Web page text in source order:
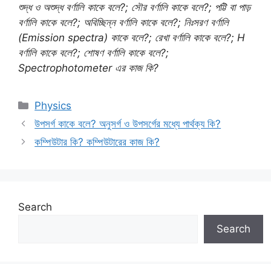
শুদ্ধ ও অশুদ্ধ বর্ণালি কাকে বলে?; সৌর বর্ণালি কাকে বলে?; পট্টি বা পাড়
বর্ণালি কাকে বলে?; অবিচ্ছিন্ন বর্ণালি কাকে বলে?; নিঃসরণ বর্ণালি
(Emission spectra) কাকে বলে?; রেখা বর্ণালি কাকে বলে?; H
বর্ণালি কাকে বলে?; শোষণ বর্ণালি কাকে বলে?;
Spectrophotometer এর কাজ কি?
Categories
Physics
উপসর্গ কাকে বলে? অনুসর্গ ও উপসর্গের মধ্যে পার্থক্য কি?
কম্পিউটার কি? কম্পিউটারের কাজ কি?
Search
Search